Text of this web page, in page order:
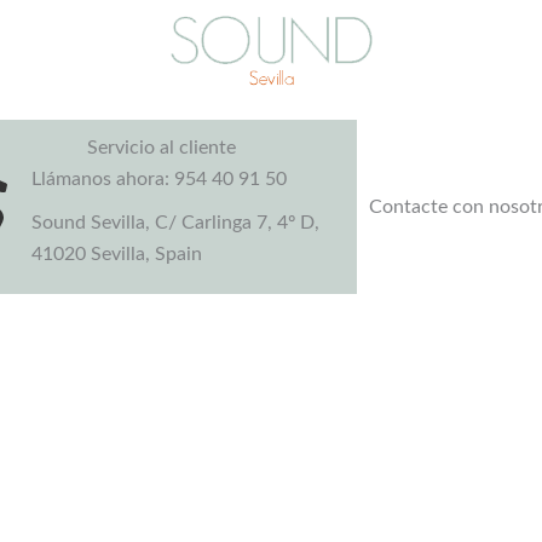
Servicio al cliente
Llámanos ahora: 954 40 91 50
Sound Sevilla, C/ Carlinga 7, 4º D,
41020 Sevilla, Spain
Contacte con